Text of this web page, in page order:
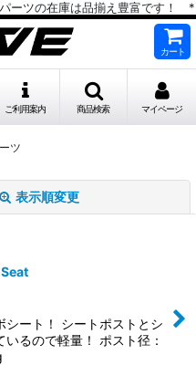
ーツの在庫は品揃え豊富です！ *
カート
ご利用案内 商品検索 マイページ
ツ
表示順変更
シート！ シートポストとシ
るので軽量！ ポスト径：